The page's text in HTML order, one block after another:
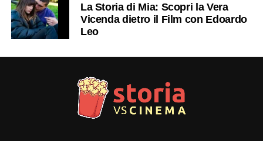
La Storia di Mia: Scopri la Vera
Vicenda dietro il Film con Edoardo
Leo